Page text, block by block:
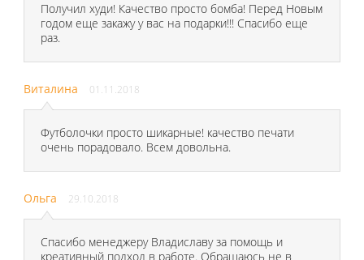
Получил худи! Качество просто бомба! Перед Новым
годом еще закажу у вас на подарки!!! Спасибо еще
раз.
Виталина 01.11.2018
Футболочки просто шикарные! качество печати
очень порадовало. Всем довольна.
Ольга 29.10.2018
Спасибо менеджеру Владиславу за помощь и
креативный подход в работе. Обращаюсь не в